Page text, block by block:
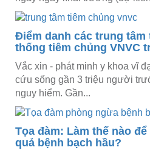
Điểm danh các trung
thống tiêm chủng VNVC
Vắc xin - phát minh y khoa vĩ
cứu sống gần 3 triệu người
nguy hiểm. Gần...
Tọa đàm: Làm thế nào
quả bệnh bạch hầu?